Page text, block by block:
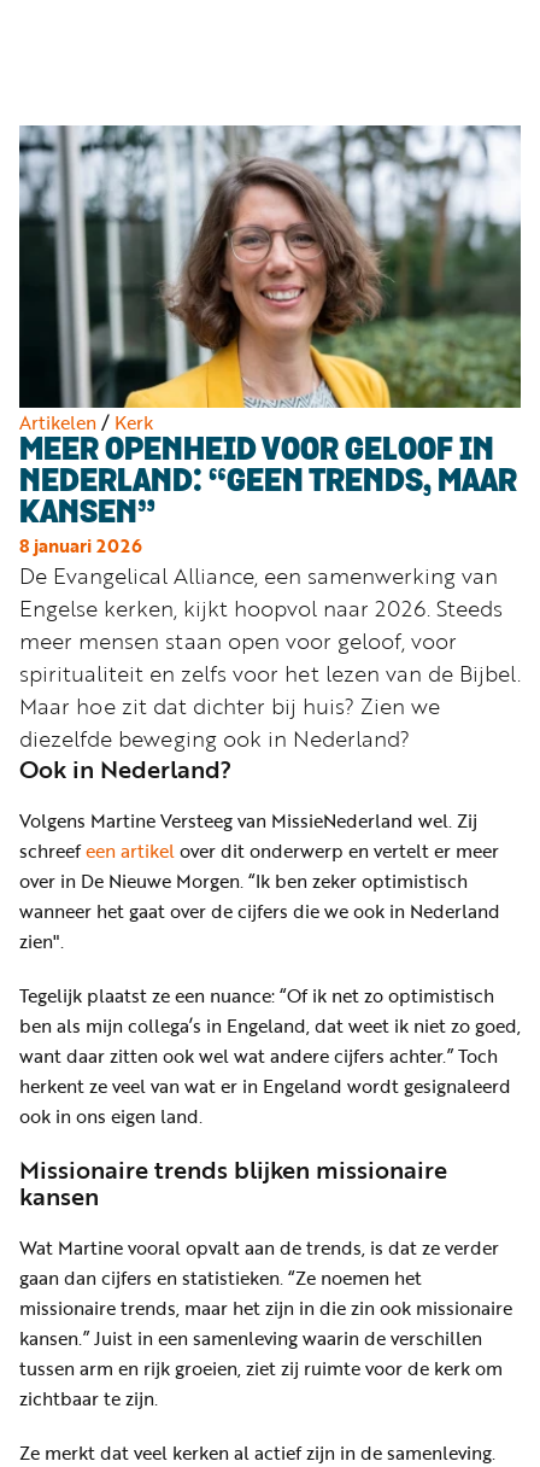
Artikelen/ Kerk
MEER OPENHEID VOOR GELOOF IN
NEDERLAND: “GEEN TRENDS, MAAR
KANSEN”
8 januari 2026
De Evangelical Alliance, een samenwerking van
Engelse kerken, kijkt hoopvol naar 2026. Steeds
meer mensen staan open voor geloof, voor
spiritualiteit en zelfs voor het lezen van de Bijbel.
Maar hoe zit dat dichter bij huis? Zien we
diezelfde beweging ook in Nederland?
Ook in Nederland?
Volgens Martine Versteeg van MissieNederland wel. Zij
schreefeen artikelover dit onderwerp en vertelt er meer
over in De Nieuwe Morgen. “Ik ben zeker optimistisch
wanneer het gaat over de cijfers die we ook in Nederland
zien".
Tegelijk plaatst ze een nuance: “Of ik net zo optimistisch
ben als mijn collega’s in Engeland, dat weet ik niet zo goed,
want daar zitten ook wel wat andere cijfers achter.” Toch
herkent ze veel van wat er in Engeland wordt gesignaleerd
ook in ons eigen land.
Missionaire trends blijken missionaire
kansen
Wat Martine vooral opvalt aan de trends, is dat ze verder
gaan dan cijfers en statistieken. “Ze noemen het
missionaire trends, maar het zijn in die zin ook missionaire
kansen.” Juist in een samenleving waarin de verschillen
tussen arm en rijk groeien, ziet zij ruimte voor de kerk om
zichtbaar te zijn.
Ze merkt dat veel kerken al actief zijn in de samenleving.
Podcasts
Muziek
Artikelen
Kanalen
missie
Info
Word
nu
vriend
Businessclub
Adverteren
Winkel
Privacy
reglement
Algemene
voorwaarden